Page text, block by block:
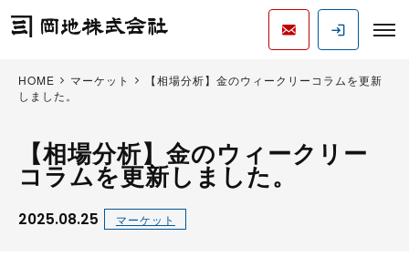
HOME マーケット
【相場分析】金のウィークリーコラムを更新
しました。
【相場分析】金のウィークリー
コラムを更新しました。
2025.08.25 マーケット